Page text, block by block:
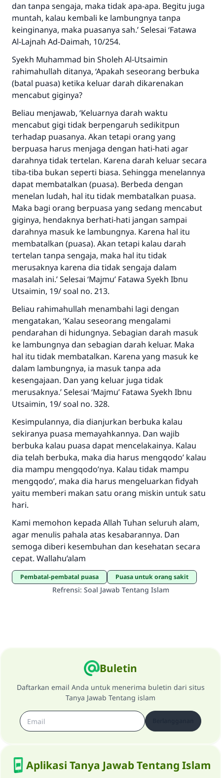
dan tanpa sengaja, maka tidak apa-apa. Begitu juga
muntah, kalau kembali ke lambungnya tanpa
keinginanya, maka puasanya sah.’ Selesai ‘Fatawa
Al-Lajnah Ad-Daimah, 10/254.
Syekh Muhammad bin Sholeh Al-Utsaimin
rahimahullah ditanya, ‘Apakah seseorang berbuka
(batal puasa) ketika keluar darah dikarenakan
mencabut giginya?
Beliau menjawab, ‘Keluarnya darah waktu
mencabut gigi tidak berpengaruh sedikitpun
terhadap puasanya. Akan tetapi orang yang
berpuasa harus menjaga dengan hati-hati agar
darahnya tidak tertelan. Karena darah keluar secara
tiba-tiba bukan seperti biasa. Sehingga menelannya
dapat membatalkan (puasa). Berbeda dengan
menelan ludah, hal itu tidak membatalkan puasa.
Maka bagi orang berpuasa yang sedang mencabut
giginya, hendaknya berhati-hati jangan sampai
darahnya masuk ke lambungnya. Karena hal itu
membatalkan (puasa). Akan tetapi kalau darah
tertelan tanpa sengaja, maka hal itu tidak
merusaknya karena dia tidak sengaja dalam
masalah ini.’ Selesai ‘Majmu’ Fatawa Syekh Ibnu
Utsaimin, 19/ soal no. 213.
Beliau rahimahullah menambahi lagi dengan
mengatakan, ‘Kalau seseorang mengalami
pendarahan di hidungnya. Sebagian darah masuk
ke lambungnya dan sebagian darah keluar. Maka
hal itu tidak membatalkan. Karena yang masuk ke
dalam lambungnya, ia masuk tanpa ada
kesengajaan. Dan yang keluar juga tidak
merusaknya.’ Selesai ‘Majmu’ Fatawa Syekh Ibnu
Utsaimin, 19/ soal no. 328.
Kesimpulannya, dia dianjurkan berbuka kalau
sekiranya puasa memayahkannya. Dan wajib
berbuka kalau puasa dapat mencelakainya. Kalau
dia telah berbuka, maka dia harus mengqodo’ kalau
dia mampu mengqodo’nya. Kalau tidak mampu
mengqodo’, maka dia harus mengeluarkan fidyah
yaitu memberi makan satu orang miskin untuk satu
hari.
Kami memohon kepada Allah Tuhan seluruh alam,
agar menulis pahala atas kesabarannya. Dan
semoga diberi kesembuhan dan kesehatan secara
cepat. Wallahu’alam
pembatal-pembatal puasa Puasa untuk orang sakit
Refrensi: Soal Jawab Tentang Islam
Buletin
Daftarkan email Anda untuk menerima buletin dari situs
Tanya Jawab Tentang islam
Aplikasi Tanya Jawab Tentang Islam
Jawaban no. 110845
menyelamatkan pernikahan.
Bantu kami dalam memberikan jawaban untuk umat
Rasulullah ﷺ bersabda
"Siapa yang menunjukkan suatu kebaikan,
meka dia akan mendapatkan pahala yang
sama dengan orang yang melakukannya"
MUSLIM, 1893
Saham